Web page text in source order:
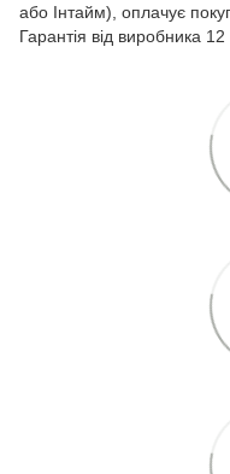
або Інтайм), оплачує
Гарантія від виробника 12